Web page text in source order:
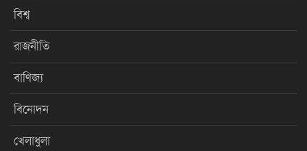
বিশ্ব
রাজনীতি
বাণিজ্য
বিনোদন
খেলাধুলা